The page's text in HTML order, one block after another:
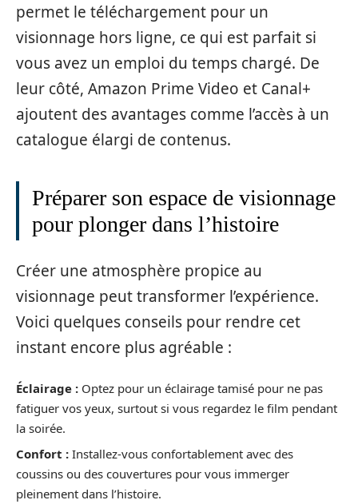
permet le téléchargement pour un
visionnage hors ligne, ce qui est parfait si
vous avez un emploi du temps chargé. De
leur côté, Amazon Prime Video et Canal+
ajoutent des avantages comme l’accès à un
catalogue élargi de contenus.
Préparer son espace de visionnage
pour plonger dans l’histoire
Créer une atmosphère propice au
visionnage peut transformer l’expérience.
Voici quelques conseils pour rendre cet
instant encore plus agréable :
Éclairage : Optez pour un éclairage tamisé pour ne pas
fatiguer vos yeux, surtout si vous regardez le film pendant
la soirée.
Confort : Installez-vous confortablement avec des
coussins ou des couvertures pour vous immerger
pleinement dans l’histoire.